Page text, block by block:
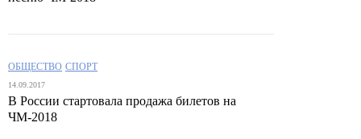
ОБЩЕСТВО СПОРТ
14.09.2017
В России стартовала продажа билетов на
ЧМ-2018